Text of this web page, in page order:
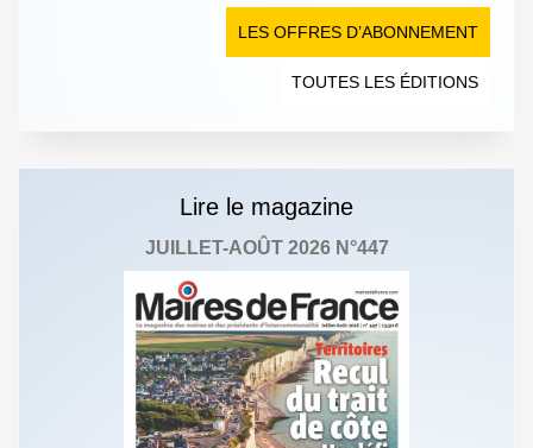
LES OFFRES D’ABONNEMENT
TOUTES LES ÉDITIONS
Lire le magazine
JUILLET-AOÛT 2026 N°447